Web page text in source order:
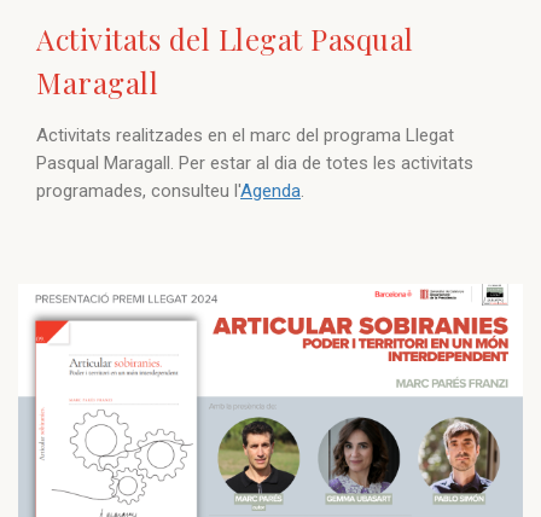
Activitats del Llegat Pasqual
Maragall
Activitats realitzades en el marc del programa Llegat
Pasqual Maragall. Per estar al dia de totes les activitats
programades, consulteu l'Agenda.